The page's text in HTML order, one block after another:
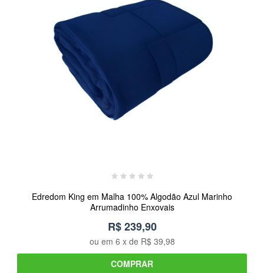
Edredom King em Malha 100% Algodão Azul Marinho
Arrumadinho Enxovais
R$ 239,90
ou em 6 x de R$ 39,98
COMPRAR